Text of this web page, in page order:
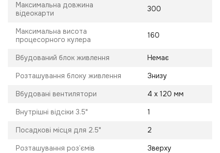
Максимальна довжина
відеокарти
300
Максимальна висота
процесорного кулера
160
Вбудований блок живлення Немає
Розташування блоку живлення Знизу
Вбудовані вентилятори 4 х 120 мм
Внутрішні відсіки 3.5" 1
Посадкові місця для 2.5" 2
Розташування роз’ємів Зверху